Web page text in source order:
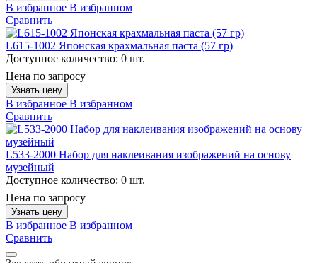
В избранное В избранном
Сравнить
L615-1002 Японская крахмальная паста (57 гр)
Доступное количество: 0 шт.
Цена по запросу
Узнать цену
В избранное В избранном
Сравнить
L533-2000 Набор для наклеивания изображений на основу
музейный
Доступное количество: 0 шт.
Цена по запросу
Узнать цену
В избранное В избранном
Сравнить